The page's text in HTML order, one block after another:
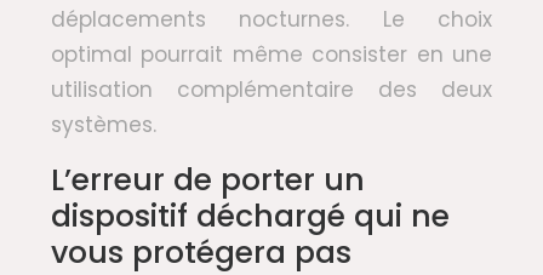
déplacements nocturnes. Le choix
optimal pourrait même consister en une
utilisation complémentaire des deux
systèmes.
L’erreur de porter un
dispositif déchargé qui ne
vous protégera pas